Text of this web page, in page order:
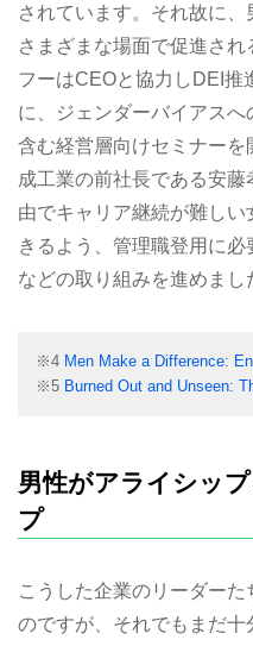
されています。それ故に
さまざまな場面で促進さ
フーはCEOと協力しDEI推
に、ジェンダーバイアス
含む経営層向けセミナー
成工業の前社長である安
由でキャリア継続が難し
きるよう、管理職登用に
などの取り組みを進めまし
※4 Men Make a Difference:
※5 Burned Out and Unseen:
男性がアライシッ
プ
こうした企業のリーダー
のですが、それでもまだ